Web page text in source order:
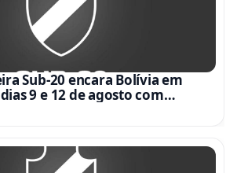
Sub-20 encara Bolívia em
9 e 12 de agosto com
TV